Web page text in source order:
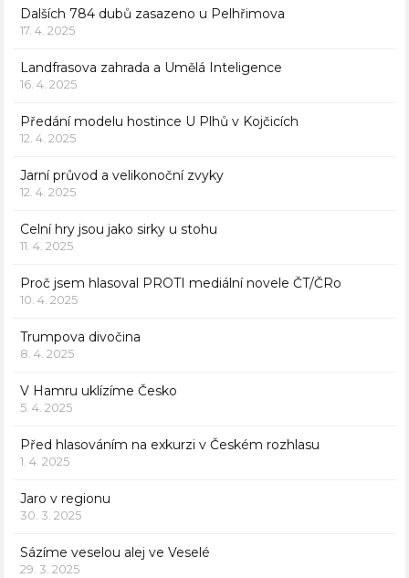
Dalších 784 dubů zasazeno u Pelhřimova
17. 4. 2025
Landfrasova zahrada a Umělá Inteligence
16. 4. 2025
Předání modelu hostince U Plhů v Kojčicích
12. 4. 2025
Jarní průvod a velikonoční zvyky
12. 4. 2025
Celní hry jsou jako sirky u stohu
11. 4. 2025
Proč jsem hlasoval PROTI mediální novele ČT/ČRo
10. 4. 2025
Trumpova divočina
8. 4. 2025
V Hamru uklízíme Česko
5. 4. 2025
Před hlasováním na exkurzi v Českém rozhlasu
1. 4. 2025
Jaro v regionu
30. 3. 2025
Sázíme veselou alej ve Veselé
29. 3. 2025